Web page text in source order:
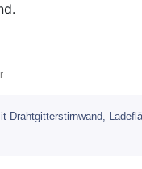
Drahtgitterstirnwand,